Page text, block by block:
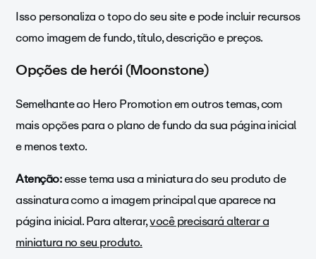
Isso personaliza o topo do seu site e pode incluir recursos
como imagem de fundo, título, descrição e preços.
Opções de herói (Moonstone)
Semelhante ao Hero Promotion em outros temas, com
mais opções para o plano de fundo da sua página inicial
e menos texto.
Atenção:esse tema usa a miniatura do seu produto de
assinatura como a imagem principal que aparece na
página inicial. Para alterar,você precisará alterar a
miniatura no seu produto.